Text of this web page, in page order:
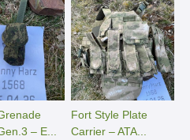
– E...
Fort Style Plate
Carrier – ATA...